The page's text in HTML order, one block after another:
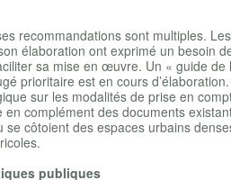
recommandations sont multiples.
élaboration ont exprimé un besoin
sa mise en œuvre. Un « guide
prioritaire est en cours
sur les modalités de prise en
en complément des documents
se côtoient des espaces urbains
publiques